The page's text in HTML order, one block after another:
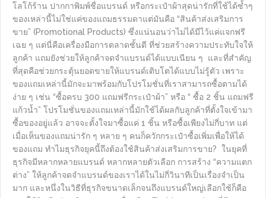
โลโก้ร้าน ปากกาพิมพ์ชื่อแบรนด์ หรือกระเป๋าผ้าสุดน่ารักที่ใช้ได้ซ้ำๆ
ของเหล่านี้ไม่ใช่แค่ของแถมธรรมดาแต่มันคือ “สินค้าส่งเสริมการ
ขาย” (Promotional Products) ซึ่งแน่นอนว่าไม่ได้มีไว้แค่แจกฟรี
เฉย ๆ แต่นี่คือเครื่องมือการตลาดชั้นดี ที่ช่วยสร้างความประทับใจให้
ลูกค้า แถมยังช่วยให้ลูกค้าจดจำแบรนด์ได้แบบเนียน ๆ และที่สำคัญ
ที่สุดคือช่วยกระตุ้นยอดขายให้แบรนด์เติบโตได้แบบไม่รู้ตัว เพราะ
ของแถมเหล่านี้มักจะมาพร้อมกับโปรโมชั่นที่เราสามารถซื้อตามได้
ง่าย ๆ เช่น “ซื้อครบ 300 แถมฟรีกระเป๋าผ้า” หรือ “ ซื้อ 2 ชิ้น แถมฟรี
แก้วน้ำ” โปรโมชั่นของแถมเหล่านี้มักใช้ได้ผลกับลูกค้าที่ตั้งใจเข้ามา
ซื้อของอยู่แล้ว อาจจะตั้งใจมาซื้อแค่ 1 ชิ้น หรือซื้อเพียงไม่กี่บาท แต่
เมื่อเห็นของแถมน่ารัก ๆ หลาย ๆ คนก็ควักกระเป๋าซื้อเพิ่มเพื่อให้ได้
ของแถม ทำไมธุรกิจยุคนี้ถึงต้องใช้สินค้าส่งเสริมการขาย? ในยุคที่
ธุรกิจมีหลากหลายแบรนด์ หลากหลายตัวเลือก การสร้าง “ความแตก
ต่าง” ให้ลูกค้าจดจำแบรนด์ของเราได้ในไม่กี่วินาทีเป็นเรื่องจำเป็น
มาก และหนึ่งในวิธีที่ธุรกิจขนาดเล็กจนถึงแบรนด์ใหญ่เลือกใช้ก็คือ